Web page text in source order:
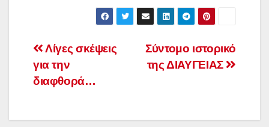
Πλοήγηση
άρθρων
Σύντομο ιστορικό
της ΔΙΑΥΓΕΙΑΣ
Λίγες σκέψεις
για την
διαφθορά…